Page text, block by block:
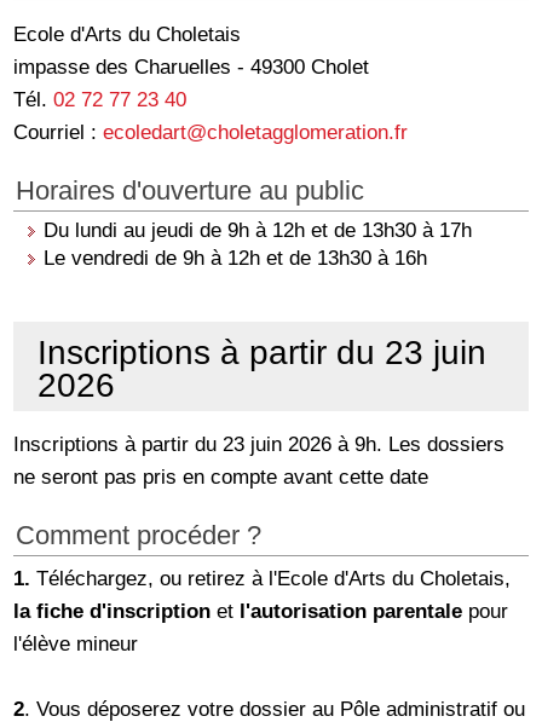
Ecole d'Arts du Choletais
impasse des Charuelles - 49300 Cholet
Tél.02 72 77 23 40
Courriel :ecoledart@choletagglomeration.fr
Horaires d'ouverture au public
Du lundi au jeudi de 9h à 12h et de 13h30 à 17h
Le vendredi de 9h à 12h et de 13h30 à 16h
Inscriptions à partir du 23 juin
2026
Inscriptions à partir du 23 juin 2026 à 9h. Les dossiers
ne seront pas pris en compte avant cette date
Comment procéder ?
1.Téléchargez, ou retirez à l'Ecole d'Arts du Choletais,
la fiche d'inscription et l'autorisation parentale pour
l'élève mineur
2. Vous déposerez votre dossier au Pôle administratif ou